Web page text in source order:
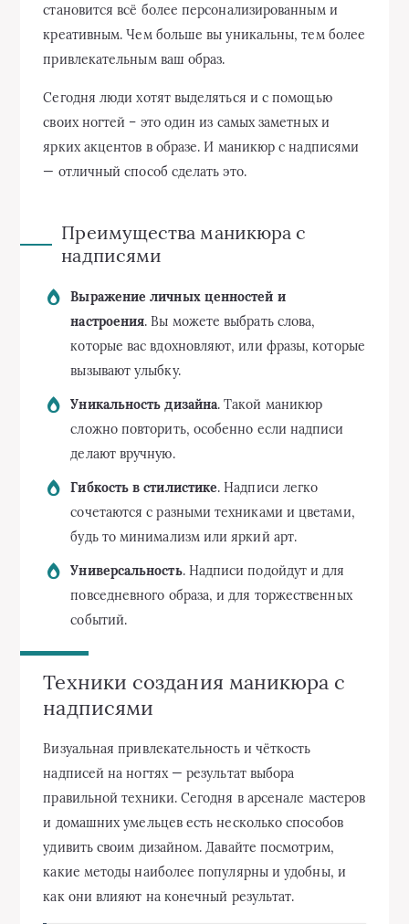
становится всё более персонализированным и
креативным. Чем больше вы уникальны, тем более
привлекательным ваш образ.
Сегодня люди хотят выделяться и с помощью
своих ногтей – это один из самых заметных и
ярких акцентов в образе. И маникюр с надписями
— отличный способ сделать это.
Преимущества маникюра с
надписями
Выражение личных ценностей и
настроения. Вы можете выбрать слова,
которые вас вдохновляют, или фразы, которые
вызывают улыбку.
Уникальность дизайна. Такой маникюр
сложно повторить, особенно если надписи
делают вручную.
Гибкость в стилистике. Надписи легко
сочетаются с разными техниками и цветами,
будь то минимализм или яркий арт.
Универсальность. Надписи подойдут и для
повседневного образа, и для торжественных
событий.
Техники создания маникюра с
надписями
Визуальная привлекательность и чёткость
надписей на ногтях — результат выбора
правильной техники. Сегодня в арсенале мастеров
и домашних умельцев есть несколько способов
удивить своим дизайном. Давайте посмотрим,
какие методы наиболее популярны и удобны, и
как они влияют на конечный результат.